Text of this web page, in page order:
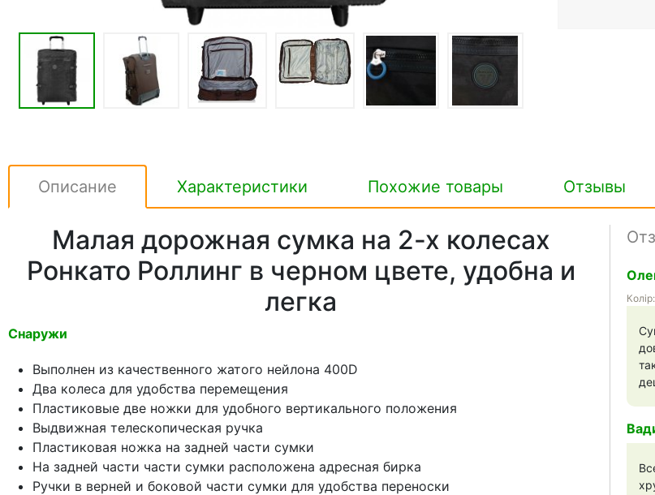
Описание Характеристики Похожие товары Отзывы
Малая дорожная сумка на 2-х колесах
Ронкато Роллинг в черном цвете, удобна и
легка
Снаружи
Выполнен из качественного жатого нейлона 400D
Два колеса для удобства перемещения
Пластиковые две ножки для удобного вертикального положения
Выдвижная телескопическая ручка
Пластиковая ножка на задней части сумки
На задней части части сумки расположена адресная бирка
Ручки в верней и боковой части сумки для удобства переноски